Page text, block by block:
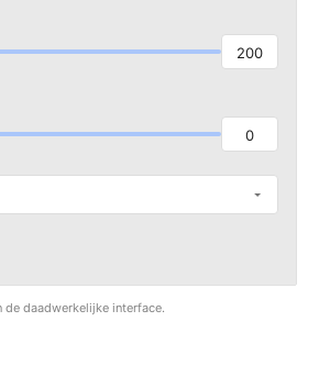
200
0
de daadwerkelijke interface.